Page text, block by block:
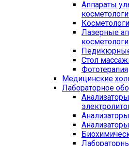
Аппараты
Лазерные
Стол
Фототерапия
Медицинские
Лабораторное